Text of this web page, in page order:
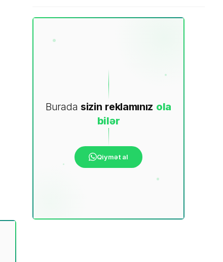
Burada sizin reklamınız ola
bilər
Qiymət al